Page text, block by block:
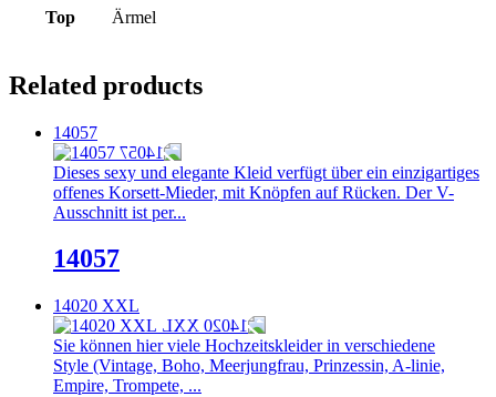
Top Ärmel
Related products
14057
Dieses sexy und elegante Kleid verfügt über ein einzigartiges
offenes Korsett-Mieder, mit Knöpfen auf Rücken. Der V-
Ausschnitt ist per...
14057
14020 XXL
Sie können hier viele Hochzeitskleider in verschiedene
Style (Vintage, Boho, Meerjungfrau, Prinzessin, A-linie,
Empire, Trompete, ...